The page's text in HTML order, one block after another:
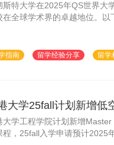
斯特大学在2025年QS世界大
在全球学术界的卓越地位。
指南 留学经验分享 留学
大学25fall计划新增低
大学工程学院计划新增
程，25fall入学申请预计2025